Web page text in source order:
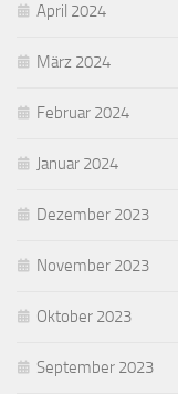
April 2024
März 2024
Februar 2024
Januar 2024
Dezember 2023
November 2023
Oktober 2023
September 2023